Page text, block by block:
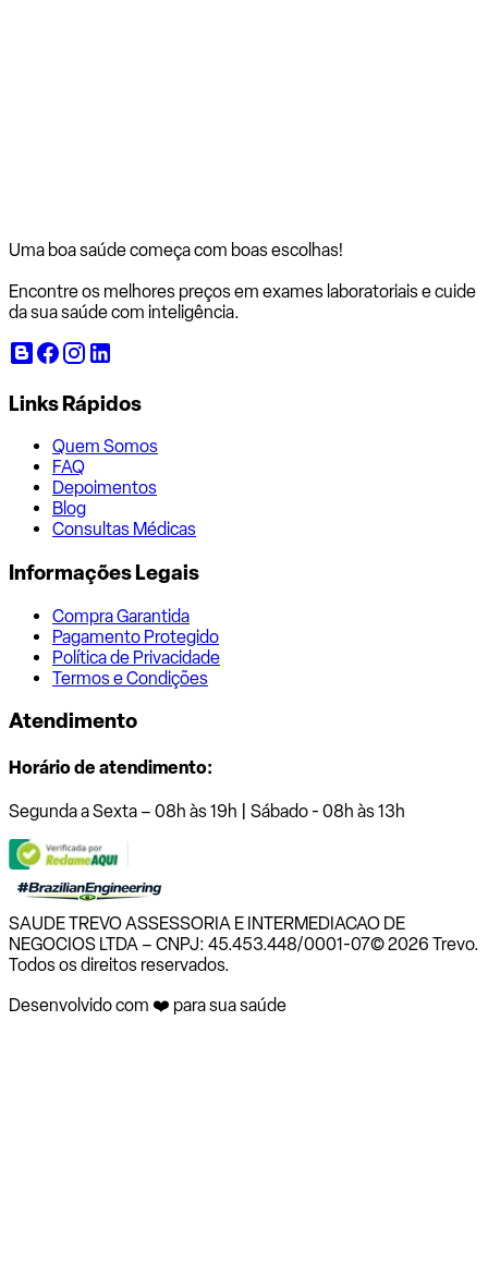
Uma boa saúde começa com boas escolhas!
Encontre os melhores preços em exames laboratoriais e cuide
da sua saúde com inteligência.
Links Rápidos
Quem Somos
FAQ
Depoimentos
Blog
Consultas Médicas
Informações Legais
Compra Garantida
Pagamento Protegido
Política de Privacidade
Termos e Condições
Atendimento
Horário de atendimento:
Segunda a Sexta – 08h às 19h | Sábado - 08h às 13h
SAUDE TREVO ASSESSORIA E INTERMEDIACAO DE
NEGOCIOS LTDA – CNPJ: 45.453.448/0001-07© 2026 Trevo.
Todos os direitos reservados.
Desenvolvido com ❤️ para sua saúde